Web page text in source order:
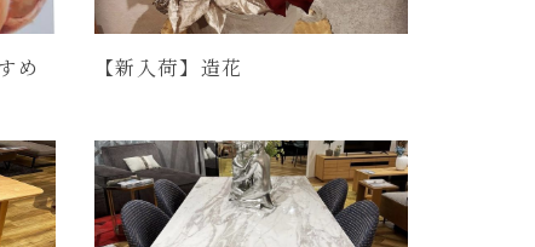
め
【新入荷】造花